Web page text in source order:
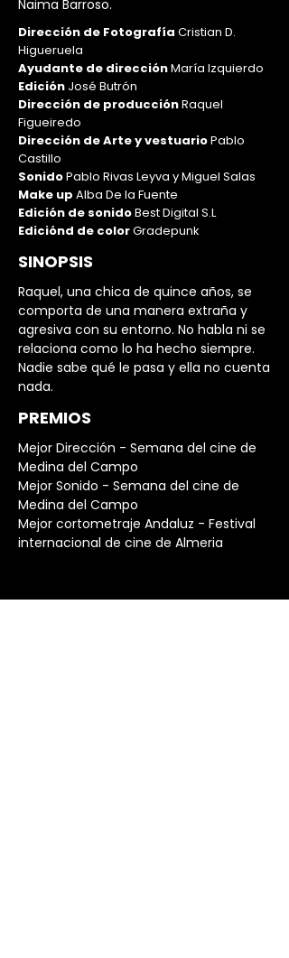
Naima Barroso.
Dirección de Fotografía Cristian D.
Higueruela
Ayudante de direcciónMaría Izquierdo
Edición José Butrón
Dirección de producciónRaquel
Figueiredo
Dirección de Arte y vestuarioPablo
Castillo
SonidoPablo Rivas Leyva y Miguel Salas
Make up Alba De la Fuente
Edición de sonidoBest Digital S.L
Ediciónd de colorGradepunk
SINOPSIS
Raquel, una chica de quince años, se
comporta de una manera extraña y
agresiva con su entorno. No habla ni se
relaciona como lo ha hecho siempre.
Nadie sabe qué le pasa y ella no cuenta
nada.
PREMIOS
Mejor Dirección - Semana del cine de
Medina del Campo
Mejor Sonido - Semana del cine de
Medina del Campo
Mejor cortometraje Andaluz - Festival
internacional de cine de Almeria